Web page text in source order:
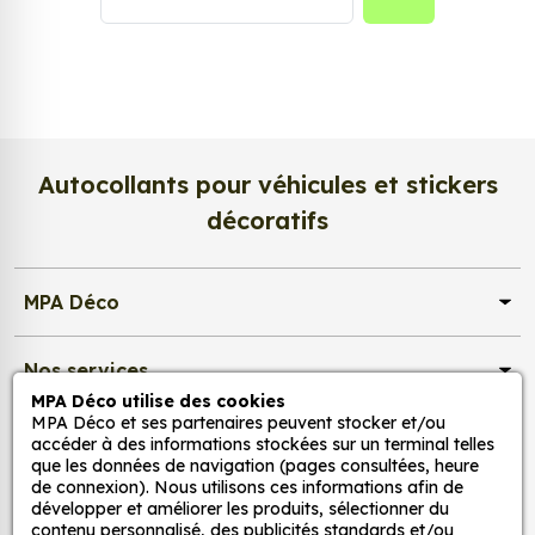
De plus, nous proposons une large sélection de
couleurs et de formes différentes. Choisissez la taille
vos attentes.
Où peut-on coller les stickers ?
permettent de relooker une pièce de façon simple et
abordable. Vous pouvez notamment coller les stickers
dans une chambre d’enfant afin de créer une
ambiance ludique et colorée ou dans un salon pour
transformer l’ambiance et la rendre chaleureuse.
Autocollants pour véhicules et stickers
décoratifs
MPA Déco
Nos services
Nos sites
Mon Compte
MPA Déco utilise des cookies
MPA Déco et ses partenaires peuvent stocker et/ou
accéder à des informations stockées sur un terminal telles
que les données de navigation (pages consultées, heure
de connexion). Nous utilisons ces informations afin de
développer et améliorer les produits, sélectionner du
contenu personnalisé, des publicités standards et/ou